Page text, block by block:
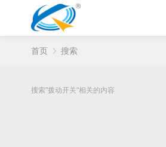
首页 搜索
搜索"拨动开关"相关的内容